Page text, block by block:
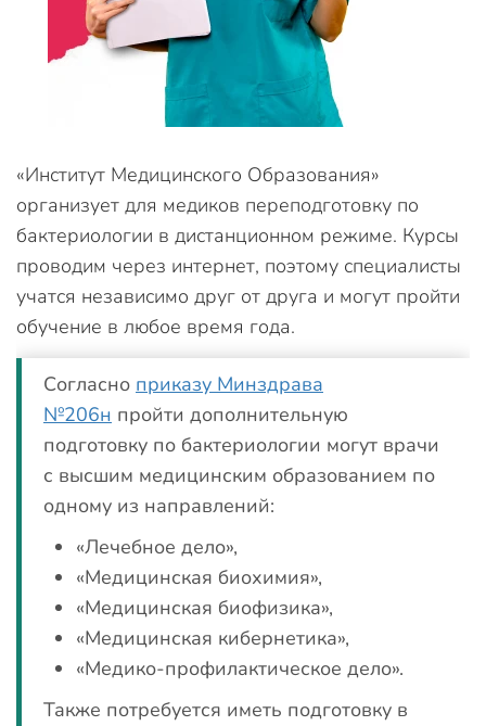
«Институт Медицинского Образования»
организует для медиков переподготовку по
бактериологии в дистанционном режиме. Курсы
проводим через интернет, поэтому специалисты
учатся независимо друг от друга и могут пройти
обучение в любое время года.
Согласно приказу Минздрава
№206н пройти дополнительную
подготовку по бактериологии могут врачи
с высшим медицинским образованием по
одному из направлений:
«Лечебное дело»,
«Медицинская биохимия»,
«Медицинская биофизика»,
«Медицинская кибернетика»,
«Медико-профилактическое дело».
Также потребуется иметь подготовку в